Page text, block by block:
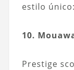
estilo
10.
Prestige